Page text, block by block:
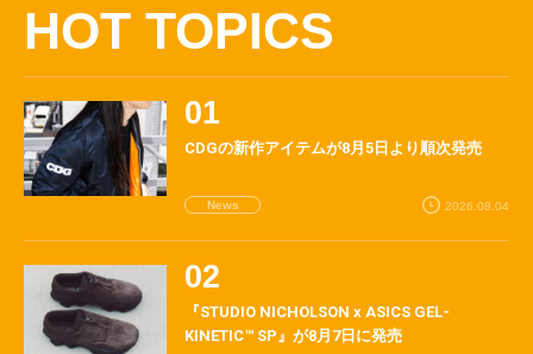
HOT TOPICS
CDGの新作アイテムが8月5日より順次発売
News 2026.08.04
『STUDIO NICHOLSON x ASICS GEL-
KINETIC™ SP』が8月7日に発売